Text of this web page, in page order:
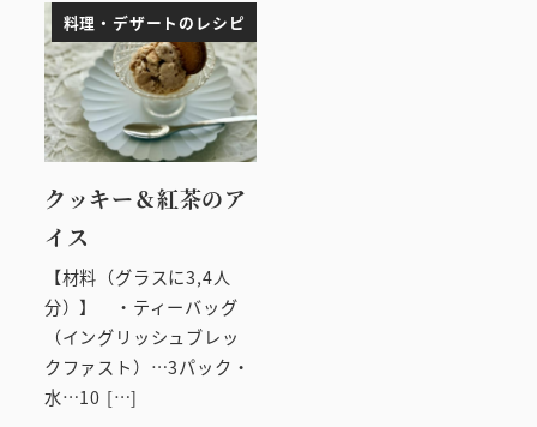
料理・デザートのレシピ
クッキー＆紅茶のア
イス
【材料（グラスに3,4人
分）】 ・ティーバッグ
（イングリッシュブレッ
クファスト）…3パック・
水…10 […]